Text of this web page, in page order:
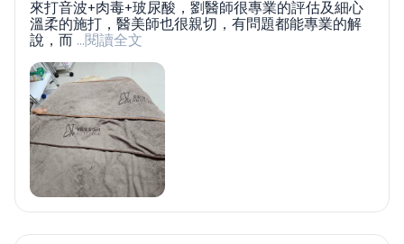
來打音波+肉毒+玻尿酸，劉醫師很專業的評估及細心
溫柔的施打，醫美師也很親切，有問題都能專業的解
說，而 ...閱讀全文